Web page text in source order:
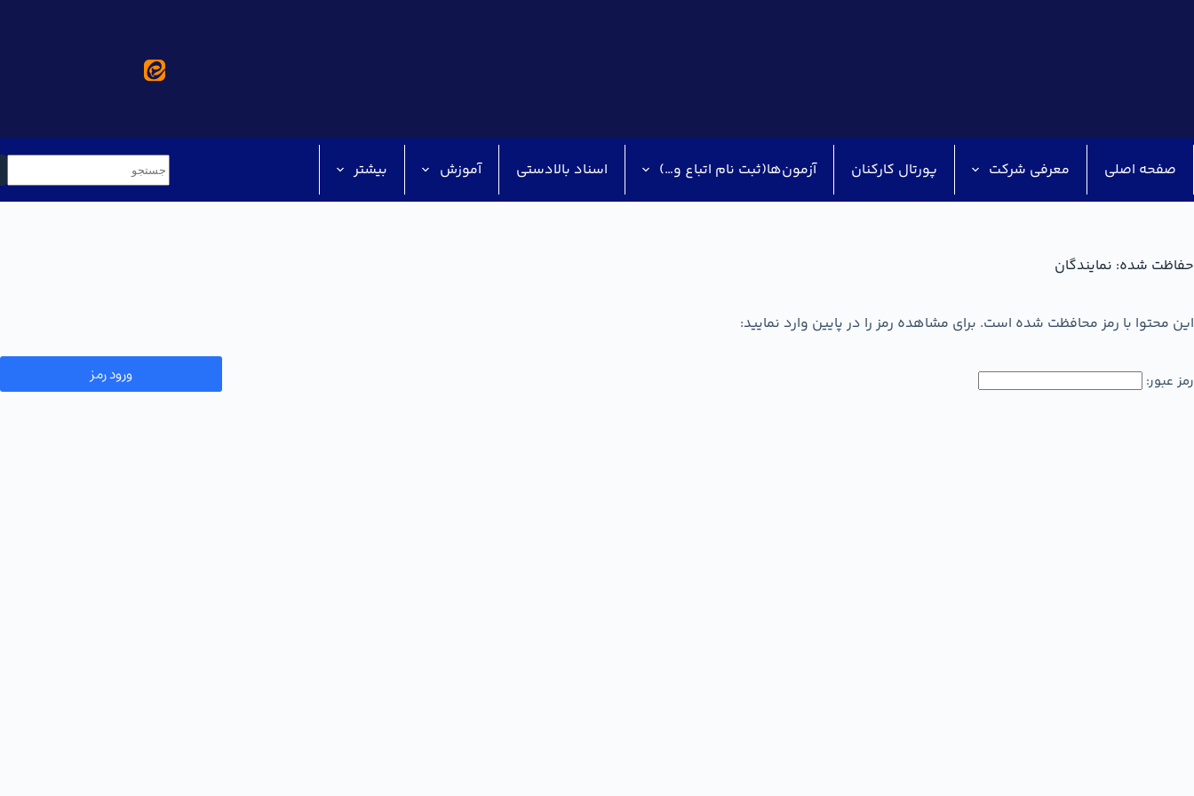
صفحه اصلی معرفی شرکت پورتال کارکنان آزمون‌ها(ثبت نام اتباع و…) اسناد بالادستی آموزش بیشتر
حفاظت شده: نمایندگان
این محتوا با رمز محافظت شده است. برای مشاهده رمز را در پایین وارد نمایید:
رمز عبور: